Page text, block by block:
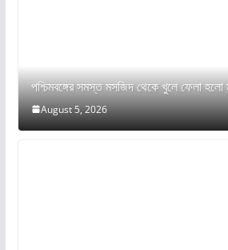
পশ্চিমবঙ্গের সমস্ত মসজিদ থেকে খুলে ফেলা হলো
August 5, 2026